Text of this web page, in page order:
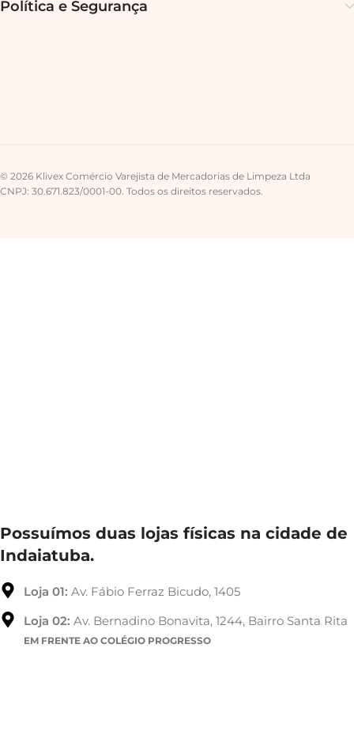
Política e Segurança
© 2026 Klivex Comércio Varejista de Mercadorias de Limpeza Ltda
CNPJ: 30.671.823/0001-00. Todos os direitos reservados.
Possuímos duas lojas físicas na cidade de
Indaiatuba.
Loja 01: Av. Fábio Ferraz Bicudo, 1405
Loja 02: Av. Bernadino Bonavita, 1244, Bairro Santa Rita
EM FRENTE AO COLÉGIO PROGRESSO